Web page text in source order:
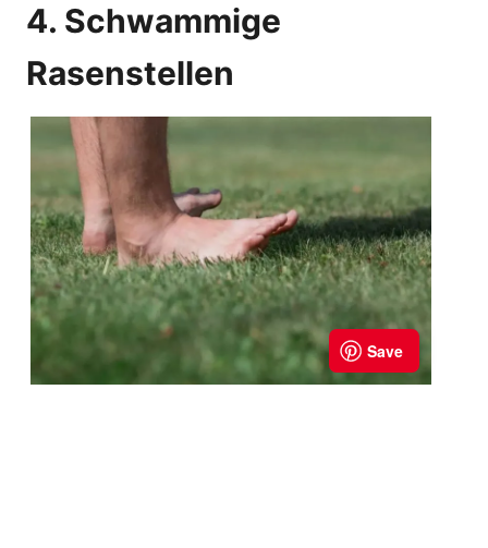
4. Schwammige
Rasenstellen